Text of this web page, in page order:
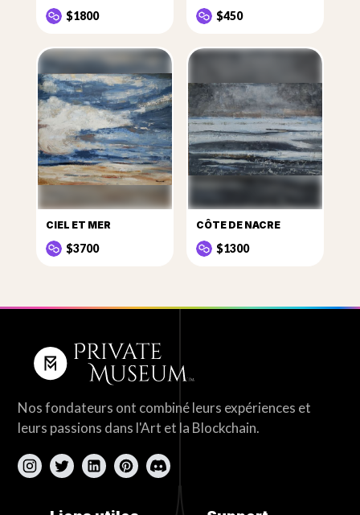
$1800 $450
CIEL ET MER
$3700
CÔTE DE NACRE
$1300
Nos fondateurs ont combiné leurs expériences et
leurs passions dans l'Art et la Blockchain.